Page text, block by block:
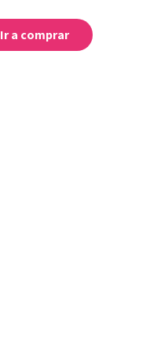
Ir a comprar